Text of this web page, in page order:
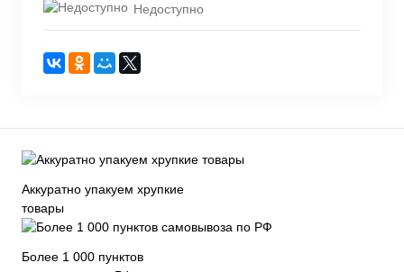
Недоступно
Аккуратно упакуем хрупкие
товары
Более 1 000 пунктов